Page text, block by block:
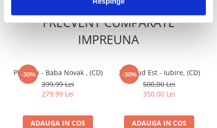
FRECVENT CUMPARATE
IMPREUNA
-30%
Phoenix - Baba Novak , (CD)
399,99 Lei
279,99 Lei
ADAUGA IN COS
-30%
3rei Sud Est - Iubire, (CD)
500,00 Lei
350,00 Lei
ADAUGA IN COS